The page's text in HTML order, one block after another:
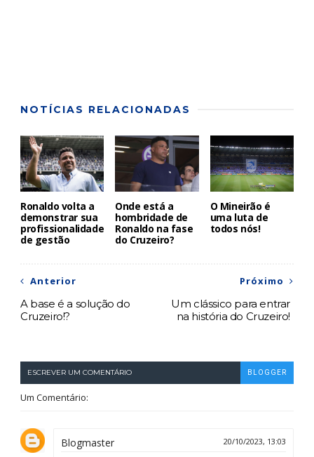
NOTÍCIAS RELACIONADAS
Ronaldo volta a
demonstrar sua
profissionalidade
de gestão
Onde está a
hombridade de
Ronaldo na fase
do Cruzeiro?
O Mineirão é
uma luta de
todos nós!
Próximo
Um clássico para entrar
na história do Cruzeiro!
Anterior
A base é a solução do
Cruzeiro!?
ESCREVER UM COMENTÁRIO BLOGGER
Um Comentário:
Blogmaster 20/10/2023, 13:03